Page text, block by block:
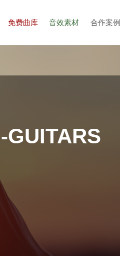
免费曲库 音效素材 合作案例
GUITARS